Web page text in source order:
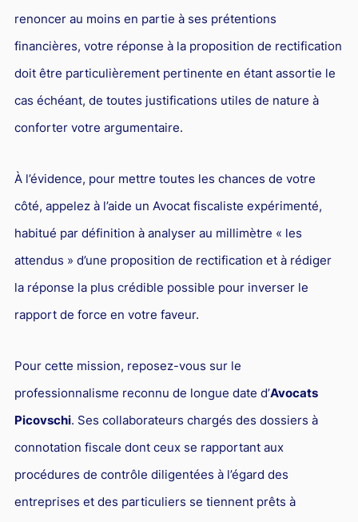
renoncer au moins en partie à ses prétentions
financières, votre réponse à la proposition de rectification
doit être particulièrement pertinente en étant assortie le
cas échéant, de toutes justifications utiles de nature à
conforter votre argumentaire.
À l’évidence, pour mettre toutes les chances de votre
côté, appelez à l’aide un Avocat fiscaliste expérimenté,
habitué par définition à analyser au millimètre « les
attendus » d’une proposition de rectification et à rédiger
la réponse la plus crédible possible pour inverser le
rapport de force en votre faveur.
Pour cette mission, reposez-vous sur le
professionnalisme reconnu de longue date d’Avocats
Picovschi. Ses collaborateurs chargés des dossiers à
connotation fiscale dont ceux se rapportant aux
procédures de contrôle diligentées à l’égard des
entreprises et des particuliers se tiennent prêts à